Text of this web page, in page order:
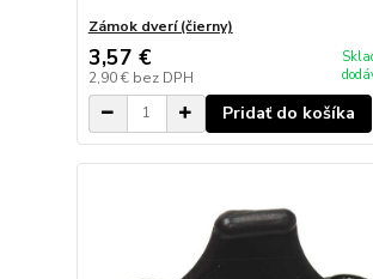
Zámok dverí (čierny)
3,57 €
2,90 € bez DPH
Pridať do košíka